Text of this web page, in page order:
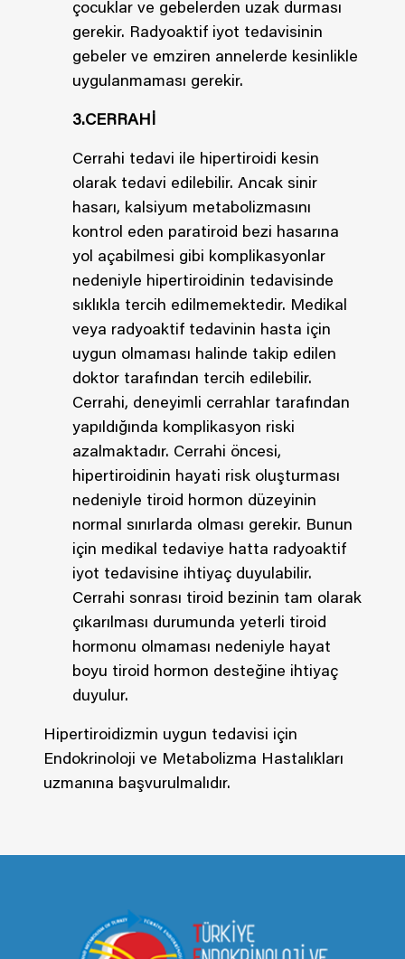
çocuklar ve gebelerden uzak durması
gerekir. Radyoaktif iyot tedavisinin
gebeler ve emziren annelerde kesinlikle
uygulanmaması gerekir.
3.CERRAHİ
Cerrahi tedavi ile hipertiroidi kesin
olarak tedavi edilebilir. Ancak sinir
hasarı, kalsiyum metabolizmasını
kontrol eden paratiroid bezi hasarına
yol açabilmesi gibi komplikasyonlar
nedeniyle hipertiroidinin tedavisinde
sıklıkla tercih edilmemektedir. Medikal
veya radyoaktif tedavinin hasta için
uygun olmaması halinde takip edilen
doktor tarafından tercih edilebilir.
Cerrahi, deneyimli cerrahlar tarafından
yapıldığında komplikasyon riski
azalmaktadır. Cerrahi öncesi,
hipertiroidinin hayati risk oluşturması
nedeniyle tiroid hormon düzeyinin
normal sınırlarda olması gerekir. Bunun
için medikal tedaviye hatta radyoaktif
iyot tedavisine ihtiyaç duyulabilir.
Cerrahi sonrası tiroid bezinin tam olarak
çıkarılması durumunda yeterli tiroid
hormonu olmaması nedeniyle hayat
boyu tiroid hormon desteğine ihtiyaç
duyulur.
Hipertiroidizmin uygun tedavisi için
Endokrinoloji ve Metabolizma Hastalıkları
uzmanına başvurulmalıdır.